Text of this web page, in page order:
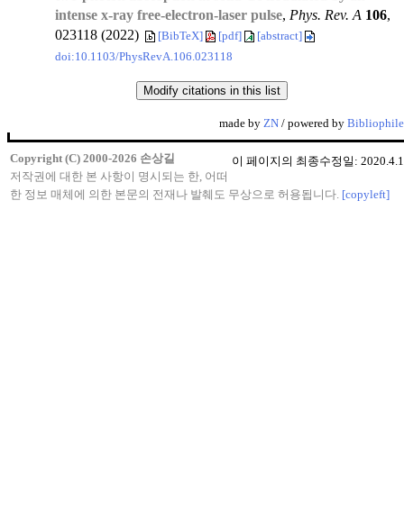
intense x-ray free-electron-laser pulse, Phys. Rev. A 106,
023118 (2022)
[BibTeX] [pdf]
[abstract]
doi:10.1103/PhysRevA.106.023118
made by ZN / powered by Bibliophile
이 페이지의 최종수정일:
Copyright (C) 2000-2026 손상길
저작권에 대한 본 사항이 명시되는 한, 어떠
한 정보 매체에 의한 본문의 전재나 발췌도 무상으로 허용됩니다. [copyleft]